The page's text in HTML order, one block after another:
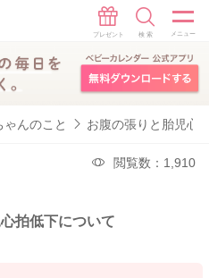
ゃんのこと お腹の張りと胎児心
閲覧数：1,910
拍低下について